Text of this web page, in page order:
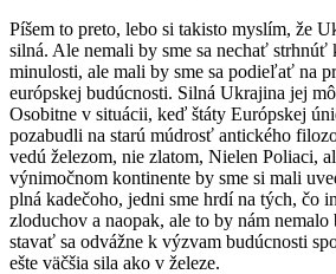
Píšem to preto, lebo si takisto myslím, že
silná. Ale nemali by sme sa nechať
minulosti, ale mali by sme sa podieľať na
európskej budúcnosti. Silná Ukrajina jej
Osobitne v situácii, keď štáty Európskej
pozabudli na starú múdrosť antického
vedú železom, nie zlatom, Nielen Poliaci,
výnimočnom kontinente by sme si mali
plná kadečoho, jedni sme hrdí na tých, čo
zloduchov a naopak, ale to by nám
stavať sa odvážne k výzvam budúcnosti
ešte väčšia sila ako v železe.